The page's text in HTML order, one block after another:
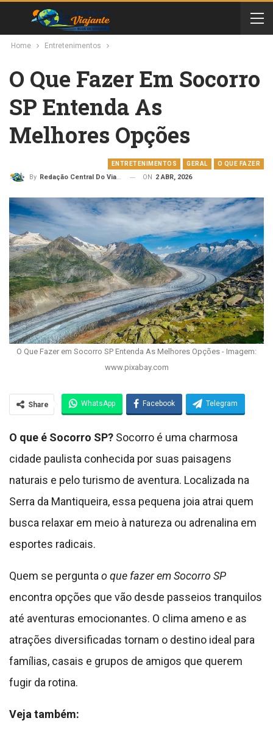
Home Entretenimentos
O Que Fazer Em Socorro
SP Entenda As
Melhores Opções
ENTRETENIMENTOS GERAL O QUE FAZER
By Redação Central Do Viajante ON 2 ABR, 2026
O Que Fazer em Socorro SP Entenda As Melhores Opções - Imagem:
www.pixabay.com
Share WhatsApp Facebook Telegram
O que é Socorro SP? Socorro é uma charmosa
cidade paulista conhecida por suas paisagens
naturais e pelo turismo de aventura. Localizada na
Serra da Mantiqueira, essa pequena joia atrai quem
busca relaxar em meio à natureza ou adrenalina em
esportes radicais.
Quem se pergunta o que fazer em Socorro SP
encontra opções que vão desde passeios tranquilos
até aventuras emocionantes. O clima ameno e as
atrações diversificadas tornam o destino ideal para
famílias, casais e grupos de amigos que querem
fugir da rotina.
Veja também: